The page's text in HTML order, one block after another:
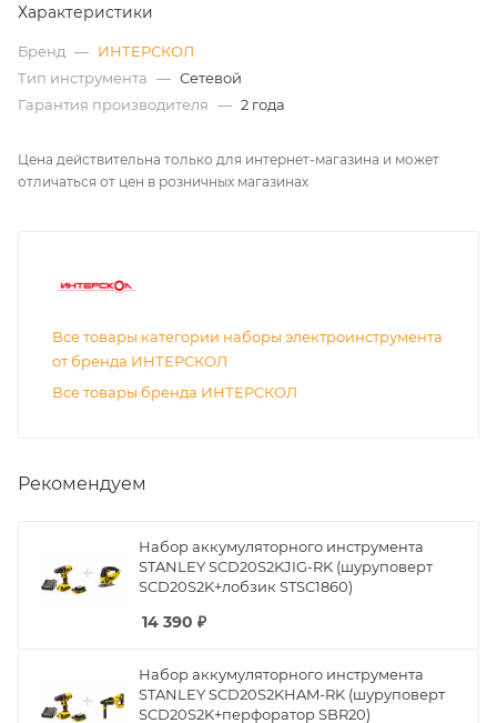
Характеристики
Бренд — ИНТЕРСКОЛ
Тип инструмента — Сетевой
Гарантия производителя — 2 года
Цена действительна только для интернет-магазина и может
отличаться от цен в розничных магазинах
Все товары категории наборы электроинструмента
от бренда ИНТЕРСКОЛ
Все товары бренда ИНТЕРСКОЛ
Рекомендуем
Набор аккумуляторного инструмента
STANLEY SCD20S2KJIG-RK (шуруповерт
SCD20S2K+лобзик STSC1860)
14 390 ₽
Набор аккумуляторного инструмента
STANLEY SCD20S2KHAM-RK (шуруповерт
SCD20S2K+перфоратор SBR20)